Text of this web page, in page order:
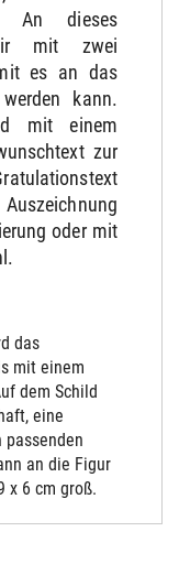
An dieses
mit zwei
es an das
kann.
mit einem
zur
oder mit
das
mit einem
dem Schild
eine
passenden
an die Figur
x 6 cm groß.